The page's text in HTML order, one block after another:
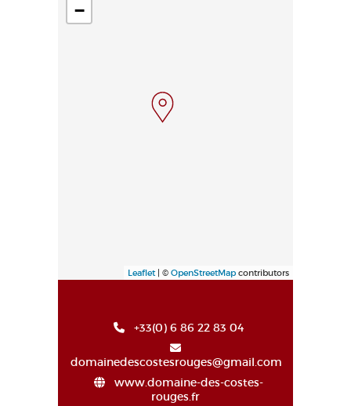
−
Leaflet| © OpenStreetMap contributors
+33(0) 6 86 22 83 04
domainedescostesrouges@gmail.com
www.domaine-des-costes-
rouges.fr